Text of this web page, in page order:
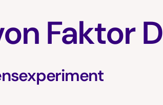
Faktor D